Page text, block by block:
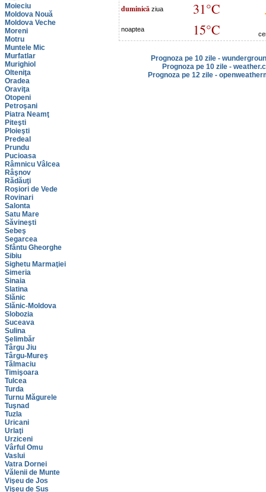
Moieciu
Moldova Nouă
Moldova Veche
Moreni
Motru
Muntele Mic
Murfatlar
Murighiol
Olteniţa
Oradea
Oraviţa
Otopeni
Petroşani
Piatra Neamţ
Piteşti
Ploieşti
Predeal
Prundu
Pucioasa
Râmnicu Vâlcea
Râşnov
Rădăuţi
Roşiori de Vede
Rovinari
Salonta
Satu Mare
Săvineşti
Sebeş
Segarcea
Sfântu Gheorghe
Sibiu
Sighetu Marmaţiei
Simeria
Sinaia
Slatina
Slănic
Slănic-Moldova
Slobozia
Suceava
Sulina
Şelimbăr
Târgu Jiu
Târgu-Mureş
Tălmaciu
Timişoara
Tulcea
Turda
Turnu Măgurele
Tuşnad
Tuzla
Uricani
Urlaţi
Urziceni
Vârful Omu
Vaslui
Vatra Dornei
Vălenii de Munte
Vişeu de Jos
Vişeu de Sus
duminică ziua 31°C
noaptea 15°C
Prognoza pe 10 zile -
Prognoza pe 10 zile -
Prognoza pe 12 zile -